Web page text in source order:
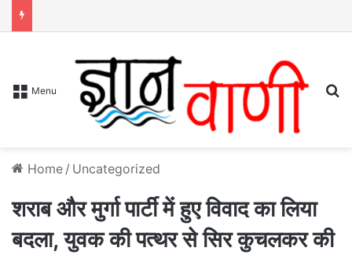
Menu
Home / Uncategorized
शराब और मुर्गा पार्टी में हुए विवाद का लिया
बदला, युवक की पत्थर से सिर कुचलकर की